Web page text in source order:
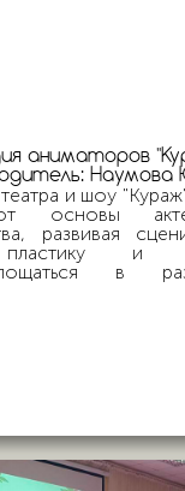
аниматоров
Наумова
и шоу
основы
развивая
и
в